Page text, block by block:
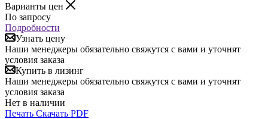
Варианты цен
По запросу
Подробности
Узнать цену
Наши менеджеры обязательно свяжутся с вами и уточнят
условия заказа
Купить в лизинг
Наши менеджеры обязательно свяжутся с вами и уточнят
условия заказа
Нет в наличии
Печать Скачать PDF